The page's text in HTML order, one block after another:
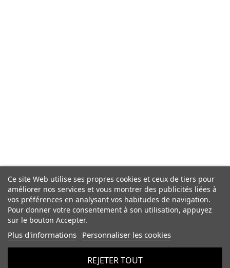
Ce site Web utilise ses propres cookies et ceux de tiers pour
améliorer nos services et vous montrer des publicités liées à
vos préférences en analysant vos habitudes de navigation.
Pour donner votre consentement à son utilisation, appuyez
sur le bouton Accepter.
Plus d'informations Personnaliser les cookies
REJETER TOUT